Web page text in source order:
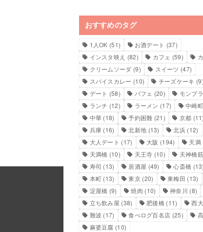
おすすめのタグ
1人OK (51) お酒デート (37)
インスタ映え (82) カフェ (59)
クリームソーダ (9) スイーツ (47)
スパイスカレー (10) チーズケーキ (9)
デート (58) パフェ (20) モンブ
ランチ (12) ラーメン (17) 中崎町
中華 (18) 予約困難 (21) 京都 (11)
兵庫 (16) 北新地 (13) 北浜 (12)
大人デート (17) 大阪 (194) 天満
天満橋 (10) 天王寺 (10) 天神橋
寿司 (13) 居酒屋 (49) 心斎橋 (13)
本町 (13) 東京(20) 東梅田 (13)
淀屋橋 (9) 焼肉 (10) 神奈川 (8)
立ち飲み屋 (38) 肥後橋 (11) 西
難波 (17) 食べログ百名店 (25)
麻婆豆腐 (10)